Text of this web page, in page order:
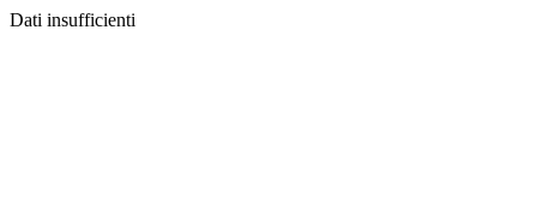
Dati insufficienti